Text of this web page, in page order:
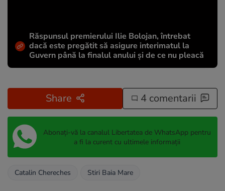
Răspunsul premierului Ilie Bolojan, întrebat
dacă este pregătit să asigure interimatul la
Guvern până la finalul anului și de ce nu pleacă
Share 4 comentarii
Abonați-vă la canalul Libertatea de WhatsApp pentru
a fi la curent cu ultimele informații
Catalin Chereches Stiri Baia Mare